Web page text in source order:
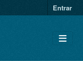
Entrar